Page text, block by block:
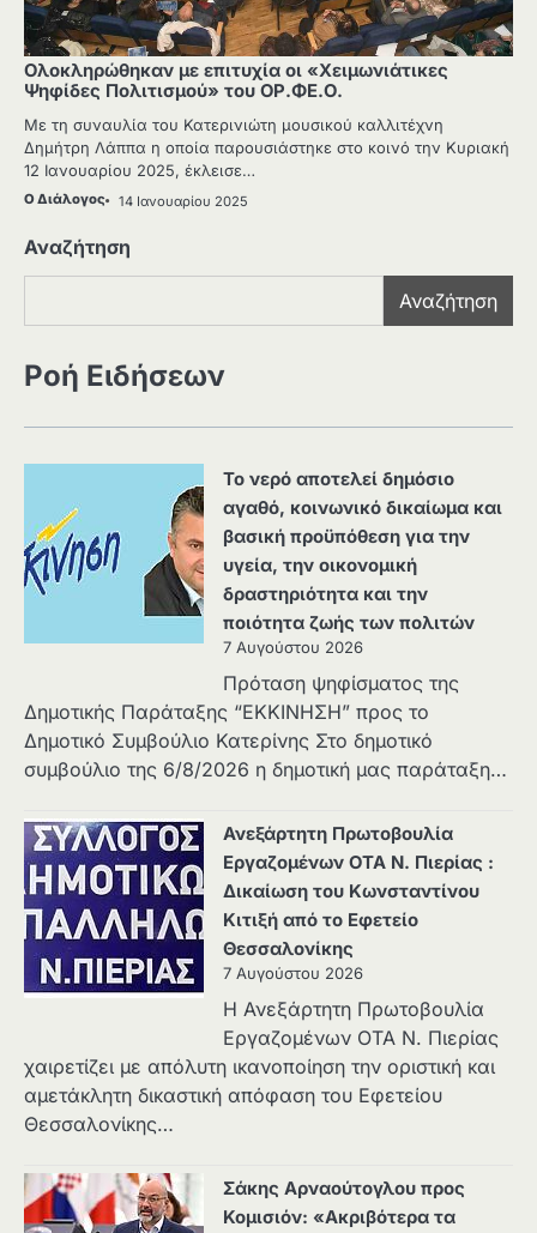
Ολοκληρώθηκαν με επιτυχία οι «Χειμωνιάτικες
Ψηφίδες Πολιτισμού» του ΟΡ.ΦΕ.Ο.
Με τη συναυλία του Κατερινιώτη μουσικού καλλιτέχνη
Δημήτρη Λάππα η οποία παρουσιάστηκε στο κοινό την Κυριακή
12 Ιανουαρίου 2025, έκλεισε…
Ο Διάλογος 14 Ιανουαρίου 2025
Αναζήτηση
Αναζήτηση
Ροή Ειδήσεων
Το νερό αποτελεί δημόσιο
αγαθό, κοινωνικό δικαίωμα και
βασική προϋπόθεση για την
υγεία, την οικονομική
δραστηριότητα και την
ποιότητα ζωής των πολιτών
7 Αυγούστου 2026
Πρόταση ψηφίσματος της
Δημοτικής Παράταξης “ΕΚΚΙΝΗΣΗ” προς το
Δημοτικό Συμβούλιο Κατερίνης Στο δημοτικό
συμβούλιο της 6/8/2026 η δημοτική μας παράταξη…
Ανεξάρτητη Πρωτοβουλία
Εργαζομένων ΟΤΑ Ν. Πιερίας :
Δικαίωση του Κωνσταντίνου
Κιτιξή από το Εφετείο
Θεσσαλονίκης
7 Αυγούστου 2026
Η Ανεξάρτητη Πρωτοβουλία
Εργαζομένων ΟΤΑ Ν. Πιερίας
χαιρετίζει με απόλυτη ικανοποίηση την οριστική και
αμετάκλητη δικαστική απόφαση του Εφετείου
Θεσσαλονίκης…
Σάκης Αρναούτογλου προς
Κομισιόν: «Ακριβότερα τα